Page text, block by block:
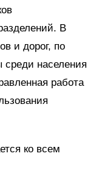
В
и дорог, по
среди населения
работа
ко всем